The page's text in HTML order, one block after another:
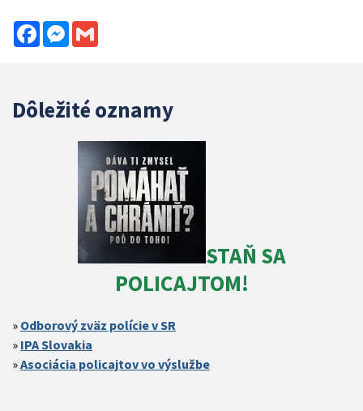
FacebookMessenger
Dôležité oznamy
STAŇ SA
POLICAJTOM!
Odborový zväz polície v SR
IPA Slovakia
Asociácia policajtov vo výslužbe